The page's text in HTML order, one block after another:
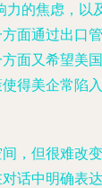
力的焦虑，以
面通过出口管
面又希望美国
得美企常陷入
，但很难改变
话中明确表达